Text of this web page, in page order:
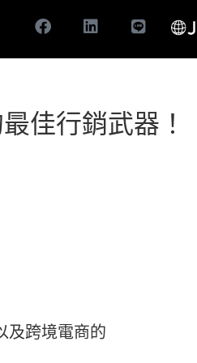
佳行銷武器！
及跨境電商的